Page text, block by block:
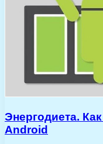
Энергодиета.
Android